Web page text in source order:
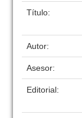
Título:
Autor:
Asesor:
Editorial: